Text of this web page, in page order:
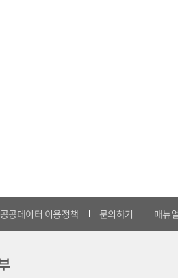
공공데이터 이용정책 문의하기 매뉴